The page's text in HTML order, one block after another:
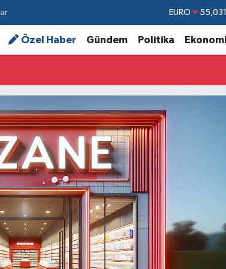
STERLİN
GRAM ALTIN
BİST100
Özel Haber Gündem Politika Ekonomi